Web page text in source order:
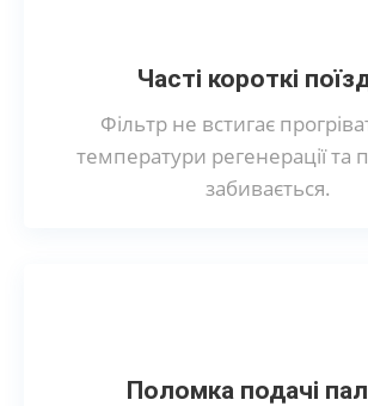
Часті короткі
Фільтр не встигає
температури регенерації та
забивається.
Поломка подачі